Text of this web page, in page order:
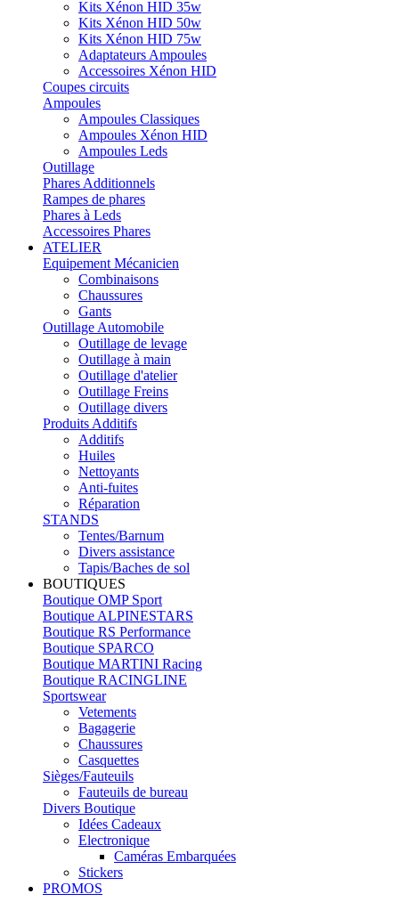
Kits Xénon HID 35w
Kits Xénon HID 50w
Kits Xénon HID 75w
Adaptateurs Ampoules
Accessoires Xénon HID
Coupes circuits
Ampoules
Ampoules Classiques
Ampoules Xénon HID
Ampoules Leds
Outillage
Phares Additionnels
Rampes de phares
Phares à Leds
Accessoires Phares
ATELIER
Equipement Mécanicien
Combinaisons
Chaussures
Gants
Outillage Automobile
Outillage de levage
Outillage à main
Outillage d'atelier
Outillage Freins
Outillage divers
Produits Additifs
Additifs
Huiles
Nettoyants
Anti-fuites
Réparation
STANDS
Tentes/Barnum
Divers assistance
Tapis/Baches de sol
BOUTIQUES
Boutique OMP Sport
Boutique ALPINESTARS
Boutique RS Performance
Boutique SPARCO
Boutique MARTINI Racing
Boutique RACINGLINE
Sportswear
Vetements
Bagagerie
Chaussures
Casquettes
Sièges/Fauteuils
Fauteuils de bureau
Divers Boutique
Idées Cadeaux
Electronique
Caméras Embarquées
Stickers
PROMOS